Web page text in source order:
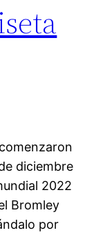
diciembre
2022
Bromley
por